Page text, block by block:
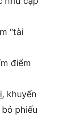
“tài
điểm
khuyến
phiếu